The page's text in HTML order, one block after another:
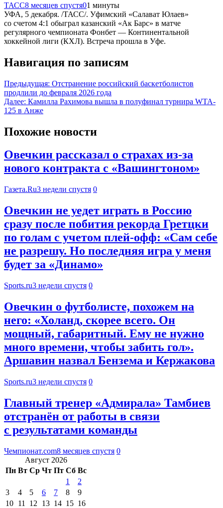
ТАСС8 месяцев спустя01 минуты
УФА, 5 декабря. /ТАСС/. Уфимский «Салават Юлаев»
со счетом 4:1 обыграл казанский «Ак Барс» в матче
регулярного чемпионата Фонбет — Континентальной
хоккейной лиги (КХЛ). Встреча прошла в Уфе.
Навигация по записям
Предыдущая: Отстранение российский баскетболистов
продлили до февраля 2026 года
Далее: Камилла Рахимова вышла в полуфинал турнира WTA-
125 в Анже
Похожие новости
Овечкин рассказал о страхах из-за
нового контракта с «Вашингтоном»
Газета.Ru3 недели спустя 0
Овечкин не уедет играть в Россию
сразу после побития рекорда Гретцки
по голам с учетом плей-офф: «Сам себе
не разрешу. Но последняя игра у меня
будет за «Динамо»
Sports.ru3 недели спустя 0
Овечкин о футболисте, похожем на
него: «Холанд, скорее всего. Он
мощный, габаритный. Ему не нужно
много времени, чтобы забить гол».
Аршавин назвал Бензема и Кержакова
Sports.ru3 недели спустя 0
Главный тренер «Адмирала» Тамбиев
отстранён от работы в связи
с результатами команды
Чемпионат.com8 месяцев спустя 0
Август 2026
Пн Вт Ср Чт Пт Сб Вс
1
2
3
4 5 6 7 8
9
10 11 12 13 14 15 16